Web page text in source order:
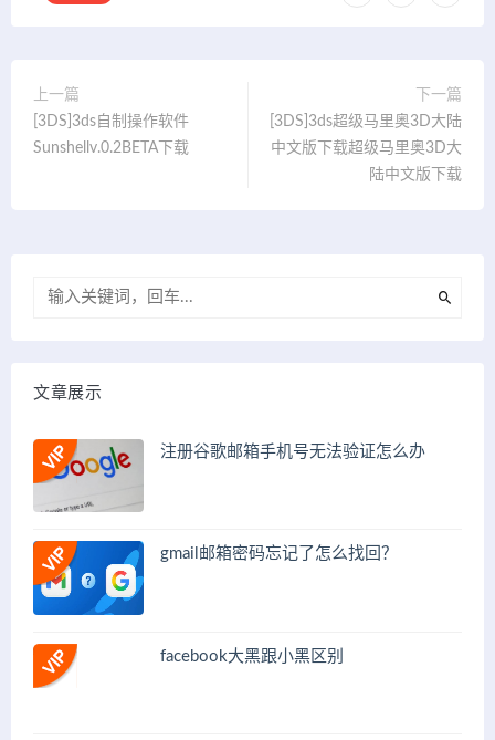
上一篇
[3DS]3ds自制操作软件
Sunshellv.0.2BETA下载
下一篇
[3DS]3ds超级马里奥3D大陆
中文版下载超级马里奥3D大
陆中文版下载
文章展示
注册谷歌邮箱手机号无法验证怎么办
gmail邮箱密码忘记了怎么找回？
facebook大黑跟小黑区别